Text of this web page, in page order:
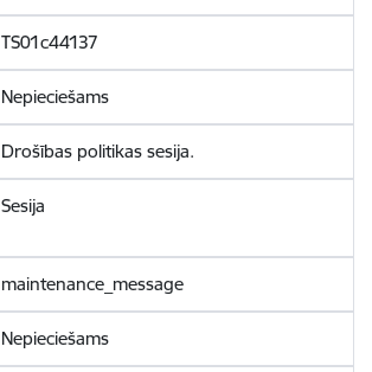
TS01c44137
Nepieciešams
Drošības politikas sesija.
Sesija
maintenance_message
Nepieciešams